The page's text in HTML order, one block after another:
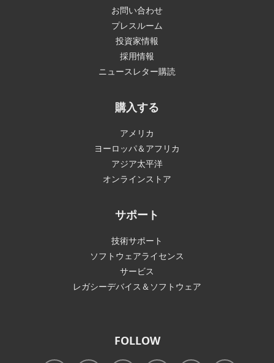
お問い合わせ
プレスルーム
投資家情報
採用情報
ニュースレター購読
購入する
アメリカ
ヨーロッパ＆アフリカ
アジア太平洋
オンラインストア
サポート
技術サポート
ソフトウェアライセンス
サービス
レガシーデバイス＆ソフトウェア
FOLLOW